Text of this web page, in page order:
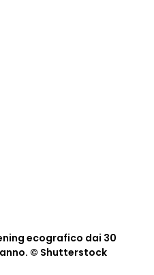
ecografico dai 30
© Shutterstock